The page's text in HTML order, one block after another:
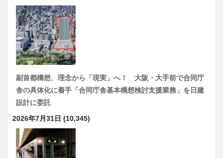
副首都構想、理念から「現実」へ！ 大阪・大手前で合同庁
舎の具体化に着手「合同庁舎基本構想検討支援業務」を日建
設計に委託
2026年7月31日 (10,345)